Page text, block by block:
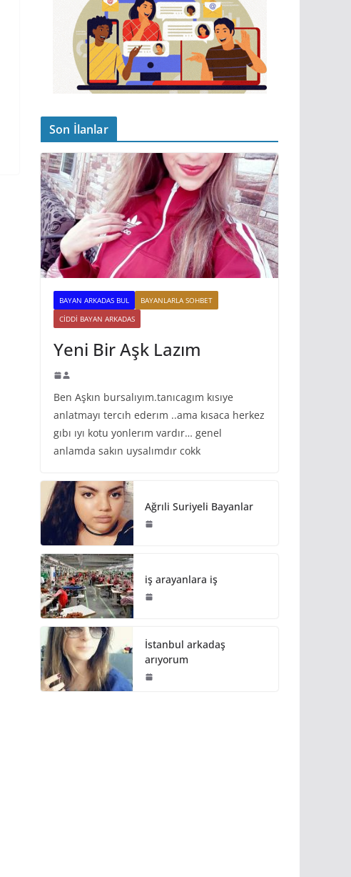
Son İlanlar
BAYAN ARKADAS BUL
BAYANLARLA SOHBET
CIDDI BAYAN ARKADAS
Yeni Bir Aşk Lazım
Ben Aşkın bursalıyım.tanıcagım kısıye
anlatmayı tercıh ederım ..ama kısaca herkez
gıbı ıyı kotu yonlerım vardır… genel
anlamda sakın uysalımdır cokk
Ağrıli Suriyeli Bayanlar
iş arayanlara iş
İstanbul arkadaş
arıyorum